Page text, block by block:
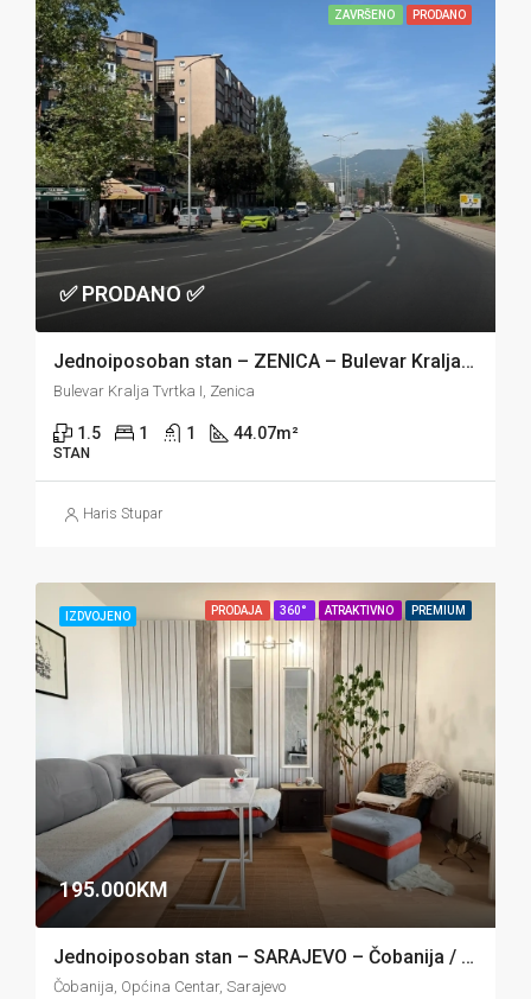
ZAVRŠENO PRODANO
✅ PRODANO ✅
Jednoiposoban stan – ZENICA – Bulevar Kralja Tvrtka
Bulevar Kralja Tvrtka I, Zenica
1.5 1 1 44.07m²
STAN
Haris Stupar
IZDVOJENO PRODAJA 360° ATRAKTIVNO PREMIUM
195.000KM
Jednoiposoban stan – SARAJEVO – Čobanija / Centar
Čobanija, Općina Centar, Sarajevo